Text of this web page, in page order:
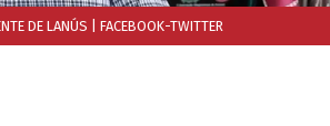
DE LANÚS | FACEBOOK-TWITTER